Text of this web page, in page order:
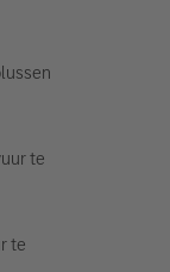
te
te